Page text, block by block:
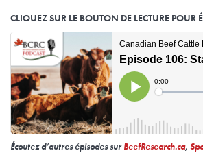
CLIQUEZ SUR LE BOUTON DE LECTURE
Écoutez d’autres épisodes surBeefResearch.ca,